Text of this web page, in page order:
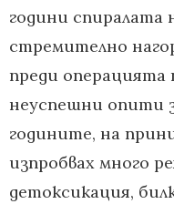
години спиралата
стремително
преди операцията
неуспешни опити
годините, на
изпробвах много
детоксикация,